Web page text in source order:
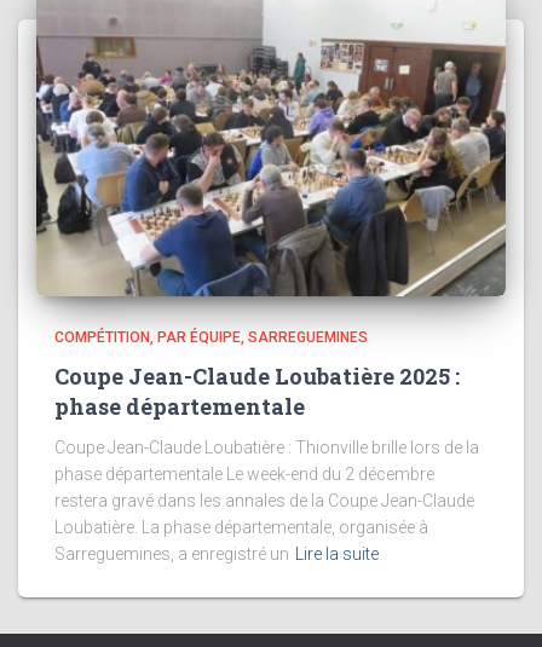
COMPÉTITION PAR ÉQUIPE SARREGUEMINES
Coupe Jean-Claude Loubatière 2025 :
phase départementale
Coupe Jean-Claude Loubatière : Thionville brille lors de la
phase départementale Le week-end du 2 décembre
restera gravé dans les annales de la Coupe Jean-Claude
Loubatière. La phase départementale, organisée à
Sarreguemines, a enregistré un
Lire la suite